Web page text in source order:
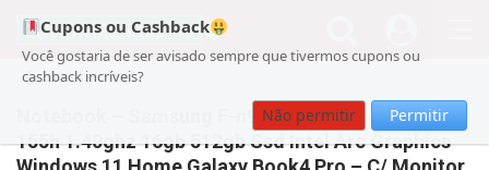
Cupons ou Cashback
Você gostaria de ser avisado sempre que tivermos cupons ou
cashback incríveis?
Não permitir Permitir
Notebooks
Notebook – Samsung F-n940k134c500 Ultra 7
155h 1.40ghz 16gb 512gb Ssd Intel Arc Graphics